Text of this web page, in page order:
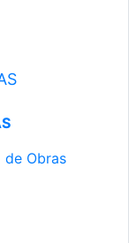
Obras